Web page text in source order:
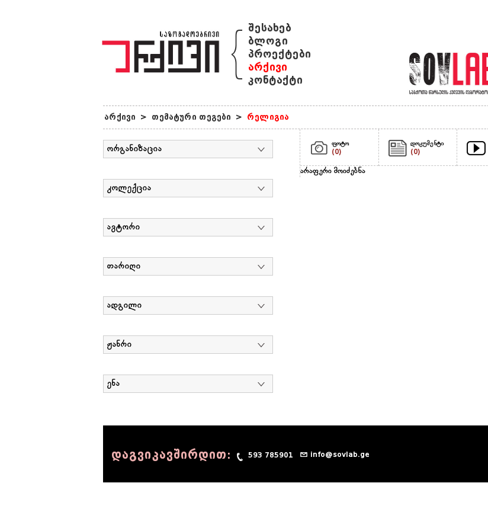
{ შესახებ
ბლოგი
პროექტები
არქივი
კონტაქტი
არქივი > თემატური თეგები > რელიგია
ორგანიზაცია
კოლექცია
ავტორი
თარიღი
ადგილი
ჟანრი
ენა
ფოტო
(0)
დოკუმენტი
(0)
არაფერი მოიძებნა
დაგვიკავშირდით: 593 785901 info@sovlab.ge